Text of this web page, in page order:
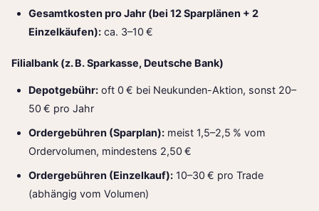
Gesamtkosten pro Jahr (bei 12 Sparplänen + 2
Einzelkäufen): ca. 3–10 €
Filialbank (z. B. Sparkasse, Deutsche Bank)
Depotgebühr: oft 0 € bei Neukunden-Aktion, sonst 20–
50 € pro Jahr
Ordergebühren (Sparplan): meist 1,5–2,5 % vom
Ordervolumen, mindestens 2,50 €
Ordergebühren (Einzelkauf): 10–30 € pro Trade
(abhängig vom Volumen)